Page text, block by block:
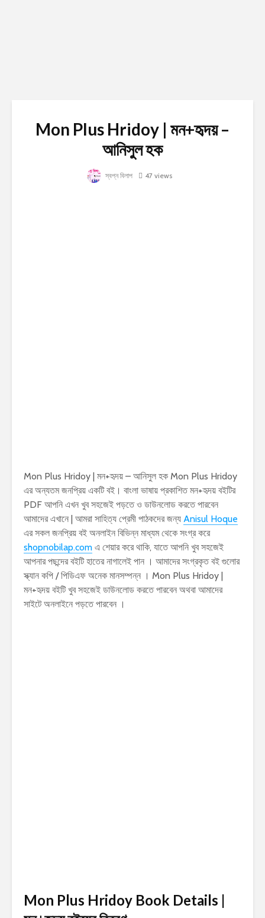
Mon Plus Hridoy | মন+হৃদয় –
আনিসুল হক
স্বপ্ন বিলাপ 47 views
Mon Plus Hridoy | মন+হৃদয় – আনিসুল হক Mon Plus Hridoy
এর অন্যতম জনপ্রিয় একটি বই। বাংলা ভাষায় প্রকাশিত মন+হৃদয় বইটির
PDF আপনি এখন খুব সহজেই পড়তে ও ডাউনলোড করতে পারবেন
আমাদের এখানে | আমরা সাহিত্য প্রেমী পাঠকদের জন্য Anisul Hoque
এর সকল জনপ্রিয় বই অনলাইন বিভিন্ন মাধ্যম থেকে সংগ্র করে
shopnobilap.com এ শেয়ার করে থাকি, যাতে আপনি খুব সহজেই
আপনার পছন্দের বইটি হাতের নাগালেই পান । আমাদের সংগ্রকৃত বই গুলোর
স্ক্যান কপি / পিডিএফ অনেক মানসম্পন্ন । Mon Plus Hridoy |
মন+হৃদয় বইটি খুব সহজেই ডাউনলোড করতে পারবেন অথবা আমাদের
সাইটে অনলাইনে পড়তে পারবেন ।
Mon Plus Hridoy Book Details |